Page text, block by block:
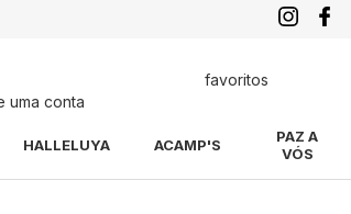
uma conta
favoritos
HALLELUYA ACAMP'S
PAZ A
VÓS